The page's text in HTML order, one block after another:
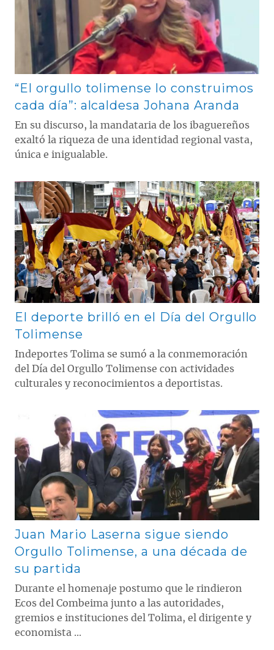
“El orgullo tolimense lo construimos
cada día”: alcaldesa Johana Aranda
En su discurso, la mandataria de los ibaguereños
exaltó la riqueza de una identidad regional vasta,
única e inigualable.
Contenido multimedia principal
El deporte brilló en el Día del Orgullo
Tolimense
Indeportes Tolima se sumó a la conmemoración
del Día del Orgullo Tolimense con actividades
culturales y reconocimientos a deportistas.
Contenido multimedia principal
Juan Mario Laserna sigue siendo
Orgullo Tolimense, a una década de
su partida
Durante el homenaje postumo que le rindieron
Ecos del Combeima junto a las autoridades,
gremios e instituciones del Tolima, el dirigente y
economista ...